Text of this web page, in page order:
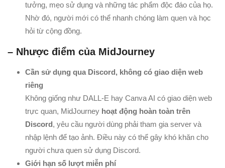
tưởng, mẹo sử dụng và những tác phẩm độc đáo của họ.
Nhờ đó, người mới có thể nhanh chóng làm quen và học
hỏi từ cộng đồng.
– Nhược điểm của MidJourney
Cần sử dụng qua Discord, không có giao diện web
riêng
Không giống như DALL-E hay Canva AI có giao diện web
trực quan, MidJourney hoạt động hoàn toàn trên
Discord, yêu cầu người dùng phải tham gia server và
nhập lệnh để tạo ảnh. Điều này có thể gây khó khăn cho
người chưa quen sử dụng Discord.
Giới hạn số lượt miễn phí